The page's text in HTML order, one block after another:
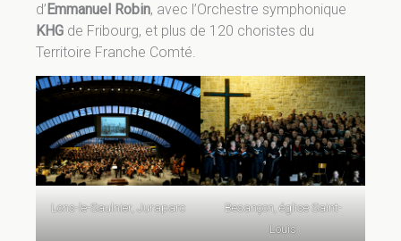
d’Emmanuel Robin, avec l’Orchestre symphonique
KHG de Fribourg, et plus de 120 choristes du
Territoire Franche Comté.
Lons-le-Saulnier, Juraparc
Besançon, église Saint-
Louis